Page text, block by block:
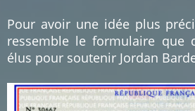
Pour avoir une idée plus
ressemble le formulaire que
élus pour soutenir Jordan